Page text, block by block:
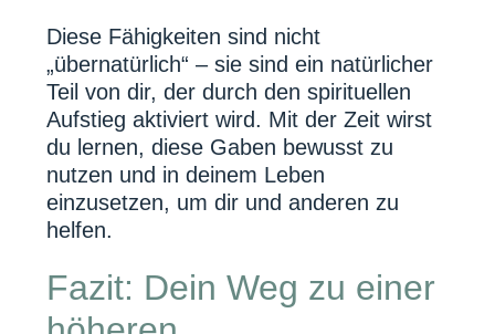
Diese Fähigkeiten sind nicht
„übernatürlich“ – sie sind ein natürlicher
Teil von dir, der durch den spirituellen
Aufstieg aktiviert wird. Mit der Zeit wirst
du lernen, diese Gaben bewusst zu
nutzen und in deinem Leben
einzusetzen, um dir und anderen zu
helfen.
Fazit: Dein Weg zu einer